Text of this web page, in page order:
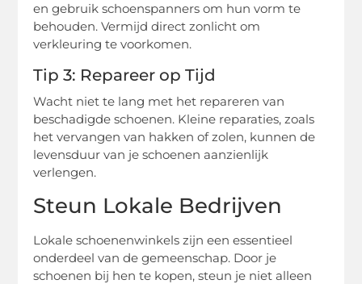
en gebruik schoenspanners om hun vorm te
behouden. Vermijd direct zonlicht om
verkleuring te voorkomen.
Tip 3: Repareer op Tijd
Wacht niet te lang met het repareren van
beschadigde schoenen. Kleine reparaties, zoals
het vervangen van hakken of zolen, kunnen de
levensduur van je schoenen aanzienlijk
verlengen.
Steun Lokale Bedrijven
Lokale schoenenwinkels zijn een essentieel
onderdeel van de gemeenschap. Door je
schoenen bij hen te kopen, steun je niet alleen